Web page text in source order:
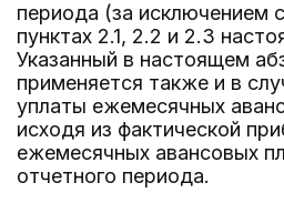
периода (за исключением
пунктах 2.1, 2.2 и 2.3
Указанный в настоящем
применяется также и в
уплаты ежемесячных
исходя из фактической
ежемесячных авансовых
отчетного периода.